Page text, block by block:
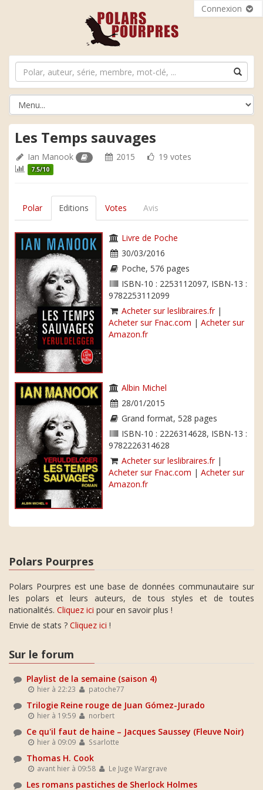
Connexion
Les Temps sauvages
Ian Manook 2015 19 votes
7.5/10
Polar Editions Votes Avis
Livre de Poche
30/03/2016
Poche, 576 pages
ISBN-10 : 2253112097, ISBN-13 :
9782253112099
Acheter sur leslibraires.fr|
Acheter sur Fnac.com | Acheter sur
Amazon.fr
Albin Michel
28/01/2015
Grand format, 528 pages
ISBN-10 : 2226314628, ISBN-13 :
9782226314628
Acheter sur leslibraires.fr|
Acheter sur Fnac.com | Acheter sur
Amazon.fr
Polars Pourpres
Polars Pourpres est une base de données communautaire sur
les polars et leurs auteurs, de tous styles et de toutes
nationalités. Cliquez ici pour en savoir plus !
Envie de stats ? Cliquez ici !
Sur le forum
Playlist de la semaine (saison 4)
hier à 22:23 patoche77
Trilogie Reine rouge de Juan Gómez-Jurado
hier à 19:59 norbert
Ce qu'il faut de haine – Jacques Saussey (Fleuve Noir)
hier à 09:09 Ssarlotte
Thomas H. Cook
avant hier à 09:58 Le Juge Wargrave
Les romans pastiches de Sherlock Holmes